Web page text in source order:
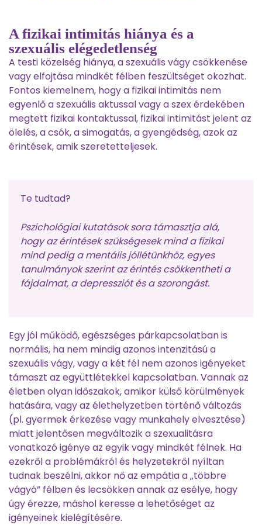
A fizikai intimitás hiánya és a
szexuális elégedetlenség
A testi közelség hiánya, a szexuális vágy csökkenése
vagy elfojtása mindkét félben feszültséget okozhat.
Fontos kiemelnem, hogy a fizikai intimitás nem
egyenlő a szexuális aktussal vagy a szex érdekében
megtett fizikai kontaktussal, fizikai intimitást jelent az
ölelés, a csók, a simogatás, a gyengédség, azok az
érintések, amik szeretetteljesek.
Te tudtad?
Pszichológiai kutatások sora támasztja alá,
hogy az érintések szükségesek mind a fizikai
mind pedig a mentális jóllétünkhöz, egyes
tanulmányok szerint az érintés csökkentheti a
fájdalmat, a depressziót és a szorongást.
Egy jól működő, egészséges párkapcsolatban is
normális, ha nem mindig azonos intenzitású a
szexuális vágy, vagy a két fél nem azonos igényeket
támaszt az együttlétekkel kapcsolatban. Vannak az
életben olyan időszakok, amikor külső körülmények
hatására, vagy az élethelyzetben történő változás
(pl. gyermek érkezése vagy munkahely elvesztése)
miatt jelentősen megváltozik a szexualitásra
vonatkozó igénye az egyik vagy mindkét félnek. Ha
ezekről a problémákról és helyzetekről nyíltan
tudnak beszélni, akkor nő az empátia a „többre
vágyó” félben és lecsökken annak az esélye, hogy
úgy érezze, máshol keresse a lehetőséget az
igényeinek kielégítésére.